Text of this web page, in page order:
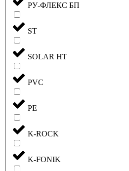
РУ-ФЛЕКС БП
ST
SOLAR HT
PVC
PE
K-ROCK
K-FONIK